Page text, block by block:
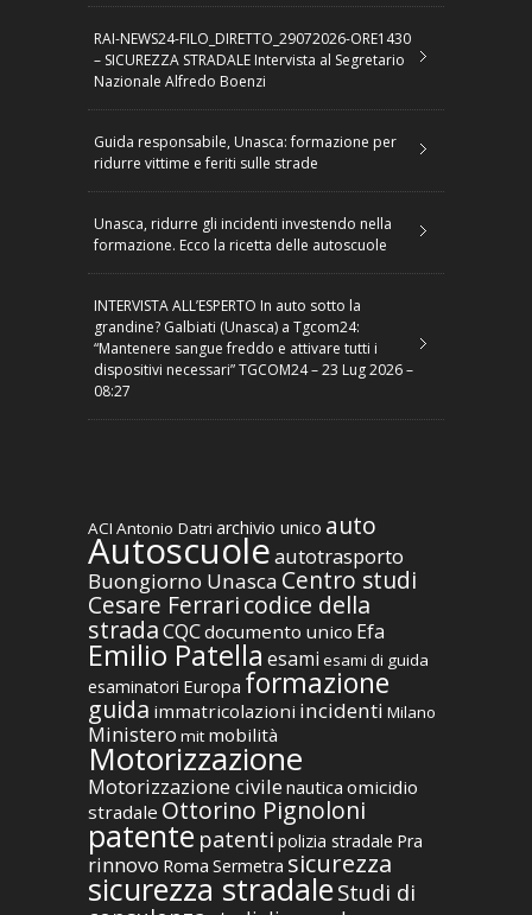
RAI-NEWS24-FILO_DIRETTO_29072026-ORE1430
– SICUREZZA STRADALE Intervista al Segretario
Nazionale Alfredo Boenzi
Guida responsabile, Unasca: formazione per
ridurre vittime e feriti sulle strade
Unasca, ridurre gli incidenti investendo nella
formazione. Ecco la ricetta delle autoscuole
INTERVISTA ALL’ESPERTO In auto sotto la
grandine? Galbiati (Unasca) a Tgcom24:
“Mantenere sangue freddo e attivare tutti i
dispositivi necessari” TGCOM24 – 23 Lug 2026 –
08:27
ACI Antonio Datri archivio unico auto
Autoscuoleautotrasporto
Buongiorno Unasca Centro studi
Cesare Ferraricodice della
stradaCQCdocumento unico Efa
Emilio Patella esami esami di guida
esaminatori Europa formazione
guida immatricolazioni incidenti Milano
Ministero mit mobilità
Motorizzazione
Motorizzazione civile nautica omicidio
stradale Ottorino Pignoloni
patente patenti polizia stradale Pra
rinnovo Roma Sermetra sicurezza
sicurezza stradaleStudi di